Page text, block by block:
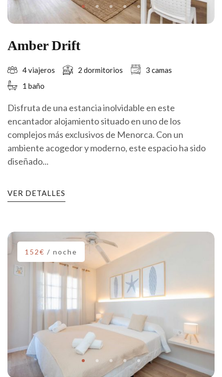
Amber Drift
4 viajeros 2 dormitorios
3 camas
1 baño
Disfruta de una estancia inolvidable en este
encantador alojamiento situado en uno de los
complejos más exclusivos de Menorca. Con un
ambiente acogedor y moderno, este espacio ha sido
diseñado...
VER DETALLES
152€ / noche